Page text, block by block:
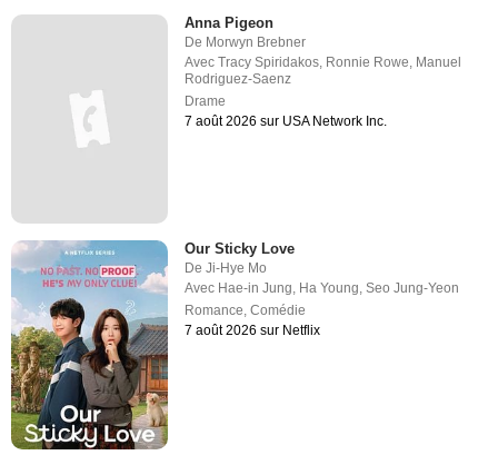
Anna Pigeon
De Morwyn Brebner
AvecTracy Spiridakos Ronnie Rowe Manuel
Rodriguez-Saenz
Drame
7 août 2026 sur USA Network Inc.
Our Sticky Love
DeJi-Hye Mo
Avec Hae-in Jung, Ha Young,Seo Jung-Yeon
Romance,Comédie
7 août 2026 sur Netflix